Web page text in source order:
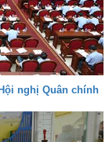
nghị Quân chính